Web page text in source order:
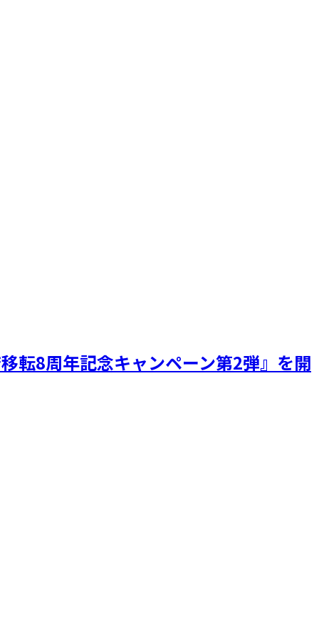
転8周年記念キャンペーン第2弾』を開